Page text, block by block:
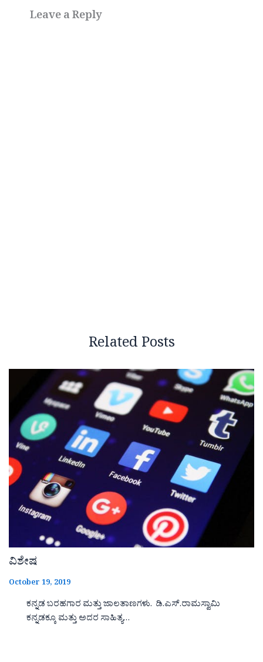
Leave a Reply
Related Posts
ವಿಶೇಷ
October 19, 2019
ಕನ್ನಡ ಬರಹಗಾರ ಮತ್ತು ಜಾಲತಾಣಗಳು. ಡಿ.ಎಸ್.ರಾಮಸ್ವಾಮಿ
ಕನ್ನಡಕ್ಕೂ ಮತ್ತು ಅದರ ಸಾಹಿತ್ಯ…